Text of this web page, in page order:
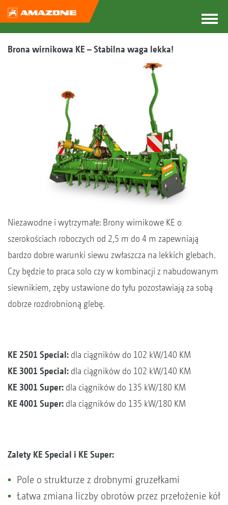
Brona wirnikowa KE – Stabilna waga lekka!
Niezawodne i wytrzymałe: Brony wirnikowe KE o
szerokościach roboczych od 2,5 m do 4 m zapewniają
bardzo dobre warunki siewu zwłaszcza na lekkich glebach.
Czy będzie to praca solo czy w kombinacji z nabudowanym
siewnikiem, zęby ustawione do tyłu pozostawiają za sobą
dobrze rozdrobnioną glebę.
KE 2501 Special: dla ciągników do 102 kW/140 KM
KE 3001 Special: dla ciągników do 102 kW/140 KM
KE 3001 Super: dla ciągników do 135 kW/180 KM
KE 4001 Super: dla ciągników do 135 kW/180 KM
Zalety KE Special i KE Super:
Pole o strukturze z drobnymi gruzełkami
Łatwa zmiana liczby obrotów przez przełożenie kół